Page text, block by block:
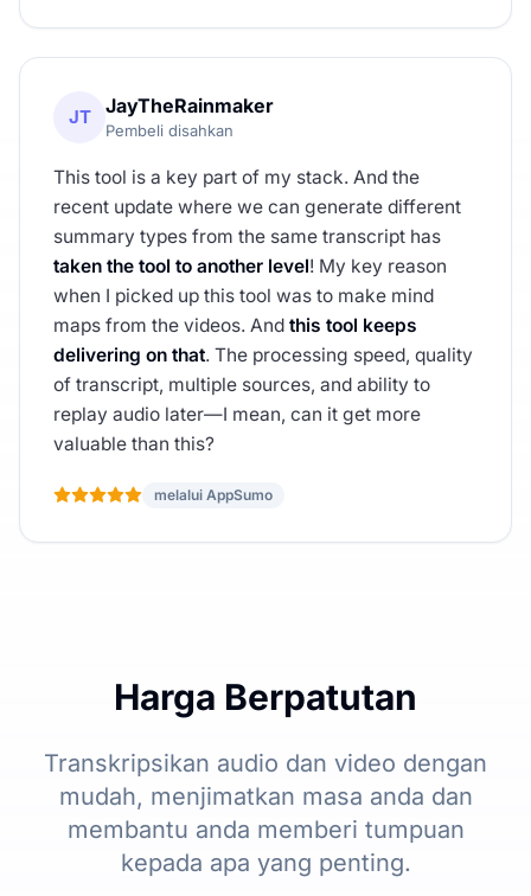
JT JayTheRainmaker
Pembeli disahkan
This tool is a key part of my stack. And the
recent update where we can generate different
summary types from the same transcript has
taken the tool to another level! My key reason
when I picked up this tool was to make mind
maps from the videos. And this tool keeps
delivering on that. The processing speed, quality
of transcript, multiple sources, and ability to
replay audio later—I mean, can it get more
valuable than this?
melalui AppSumo
Harga Berpatutan
Transkripsikan audio dan video dengan
mudah, menjimatkan masa anda dan
membantu anda memberi tumpuan
kepada apa yang penting.